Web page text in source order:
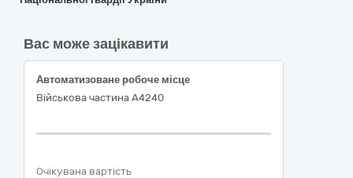
Вас може зацікавити
Автоматизоване робоче місце
Військова частина А4240
Очікувана вартість